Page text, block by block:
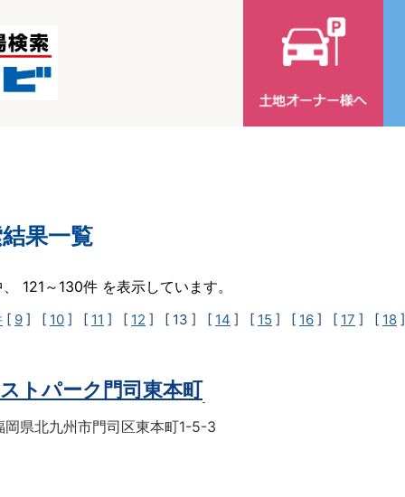
果一覧
121～130件 を表示しています。
[ 9 ] [ 10 ] [ 11 ] [ 12 ] [ 13 ] [ 14 ] [ 15 ] [ 16 ] [ 17 ] [ 18
ストパーク門司東本町
岡県北九州市門司区東本町1-5-3